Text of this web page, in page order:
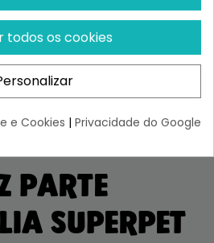
¡Últimas produtos!
41,16 €
PARTE
SUPERPET
todos os cookies
e Cookies | Privacidade do Google